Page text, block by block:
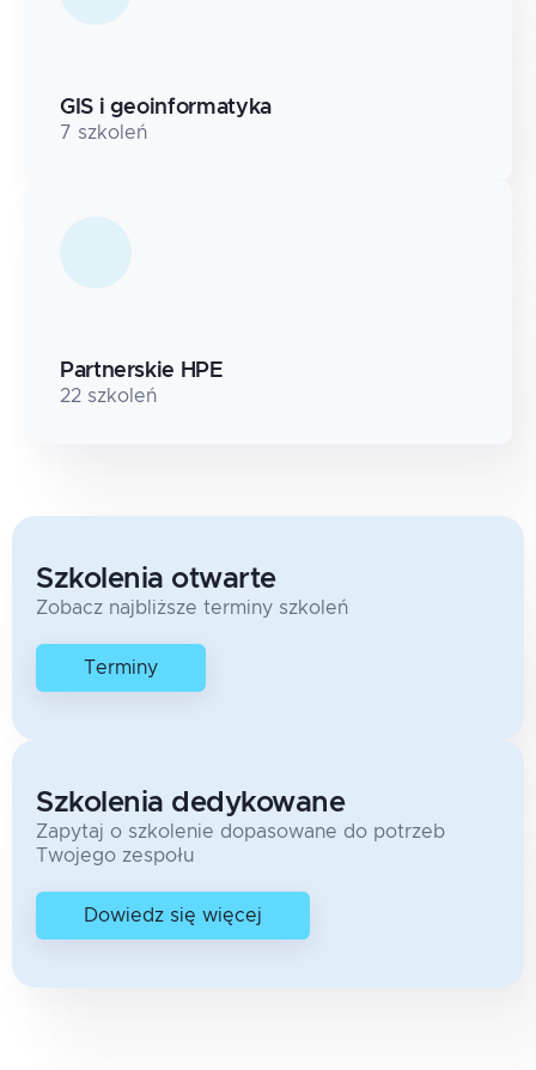
GIS i geoinformatyka
7 szkoleń
Partnerskie HPE
22 szkoleń
Szkolenia otwarte
Zobacz najbliższe terminy szkoleń
Terminy
Szkolenia dedykowane
Zapytaj o szkolenie dopasowane do potrzeb
Twojego zespołu
Dowiedz się więcej